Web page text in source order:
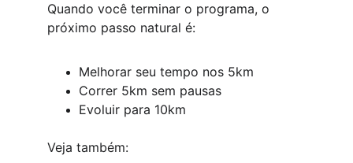
Quando você terminar o programa, o
próximo passo natural é:
Melhorar seu tempo nos 5km
Correr 5km sem pausas
Evoluir para 10km
Veja também: